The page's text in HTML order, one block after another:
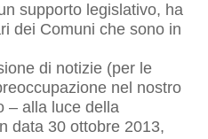
supporto legislativo, ha
dei Comuni che sono in
di notizie (per le
nel nostro
– alla luce della
data 30 ottobre 2013,